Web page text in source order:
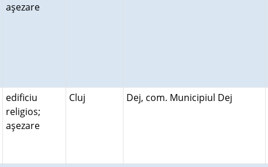
aşezare
edificiu
religios;
aşezare
Cluj Dej, com. Municipiul Dej